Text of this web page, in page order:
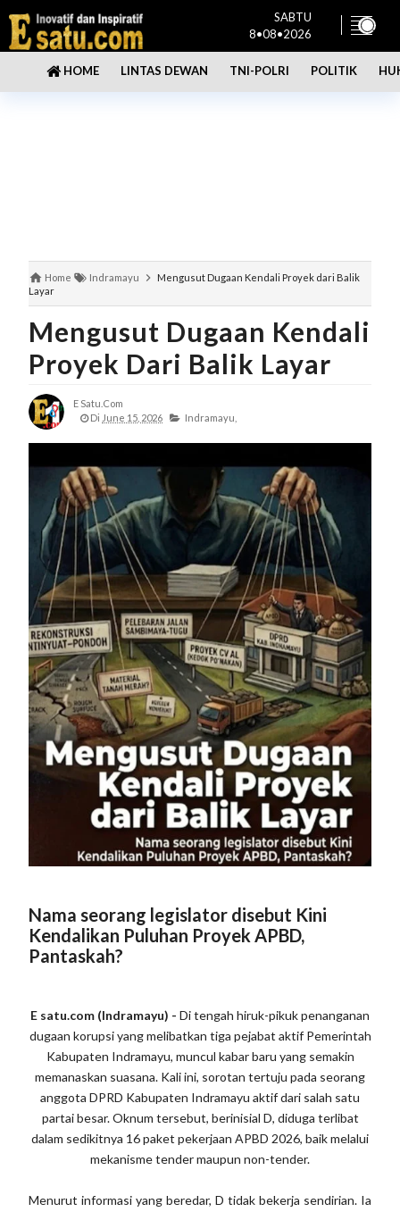
SABTU
8•08•2026
HOME LINTAS DEWAN TNI-POLRI POLITIK
Home Indramayu
Mengusut Dugaan Kendali Proyek dari Balik
Layar
Mengusut Dugaan Kendali
Proyek Dari Balik Layar
E Satu.com
Di June 15, 2026 Indramayu,
Nama seorang legislator disebut Kini
Kendalikan Puluhan Proyek APBD,
Pantaskah?
E satu.com (Indramayu) - Di tengah hiruk-pikuk penanganan
dugaan korupsi yang melibatkan tiga pejabat aktif Pemerintah
Kabupaten Indramayu, muncul kabar baru yang semakin
memanaskan suasana. Kali ini, sorotan tertuju pada seorang
anggota DPRD Kabupaten Indramayu aktif dari salah satu
partai besar. Oknum tersebut, berinisial D, diduga terlibat
dalam sedikitnya 16 paket pekerjaan APBD 2026, baik melalui
mekanisme tender maupun non-tender.
Menurut informasi yang beredar, D tidak bekerja sendirian. Ia